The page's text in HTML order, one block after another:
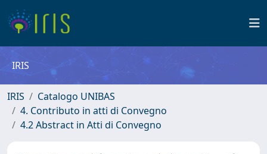
IRIS
IRIS
Catalogo UNIBAS
4. Contributo in atti di Convegno
4.2 Abstract in Atti di Convegno